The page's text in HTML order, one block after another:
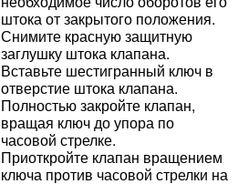
штока от закрытого положения.
Снимите красную защитную
заглушку штока клапана.
Вставьте шестигранный ключ в
отверстие штока клапана.
Полностью закройте клапан,
вращая ключ до упора по
часовой стрелке.
Приоткройте клапан вращением
ключа против часовой стрелки на